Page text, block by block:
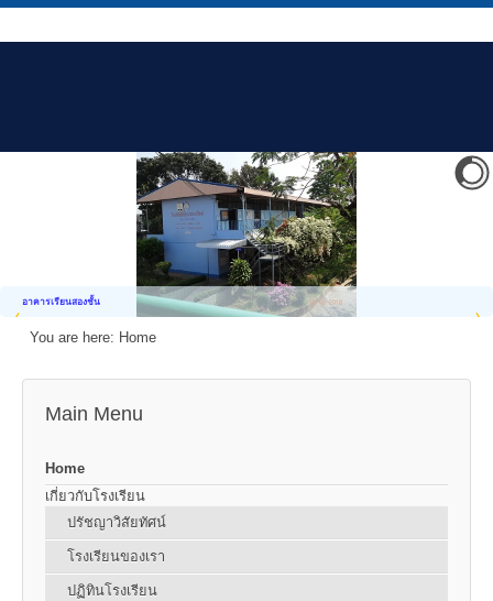
อาคารเรียนสองชั้น
You are here: Home
Main Menu
Home
เกี่ยวกับโรงเรียน
ปรัชญาวิสัยทัศน์
โรงเรียนของเรา
ปฏิทินโรงเรียน